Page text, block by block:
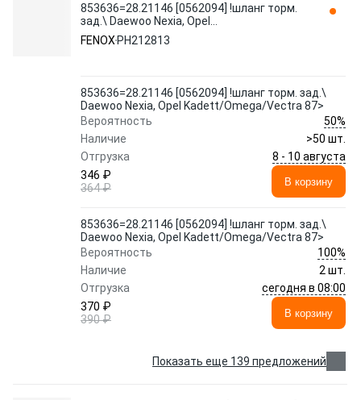
853636=28.21146 [0562094] !шланг торм.
зад.\ Daewoo Nexia, Opel
Kadett/Omega/Vectra 87> PH212813
FENOX
FENOX PH212813
853636=28.21146 [0562094] !шланг торм. зад.\
Daewoo Nexia, Opel Kadett/Omega/Vectra 87>
Вероятность
50%
Наличие
>50 шт.
Отгрузка
8 - 10 августа
346 ₽
364 ₽
В корзину
853636=28.21146 [0562094] !шланг торм. зад.\
Daewoo Nexia, Opel Kadett/Omega/Vectra 87>
Вероятность
100%
Наличие
2 шт.
Отгрузка
сегодня в 08:00
370 ₽
390 ₽
В корзину
Показать еще 139 предложений